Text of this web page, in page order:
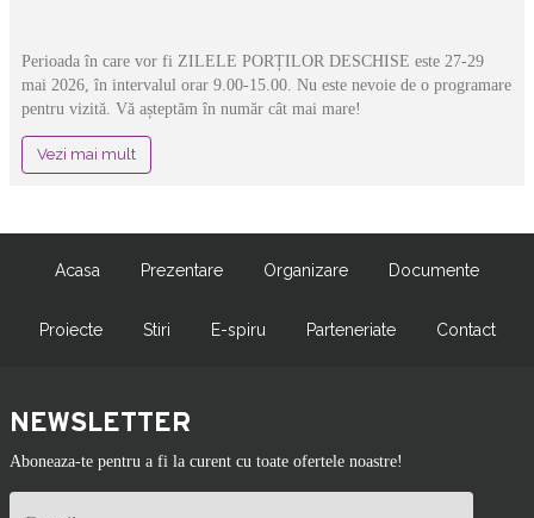
Perioada în care vor fi ZILELE PORȚILOR DESCHISE este 27-29
mai 2026, în intervalul orar 9.00-15.00. Nu este nevoie de o programare
pentru vizită. Vă așteptăm în număr cât mai mare!
Vezi mai mult
Acasa Prezentare Organizare Documente
Proiecte Stiri E-spiru Parteneriate Contact
NEWSLETTER
Aboneaza-te pentru a fi la curent cu toate ofertele noastre!